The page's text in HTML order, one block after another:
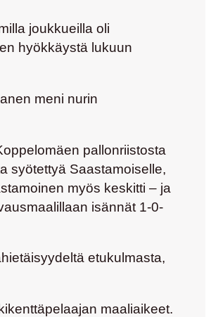
joukkueilla oli
hyökkäystä lukuun
meni nurin
pallonriistosta
syötettyä Saastamoiselle,
myös keskitti – ja
isännät 1-0-
etukulmasta,
maaliaikeet.